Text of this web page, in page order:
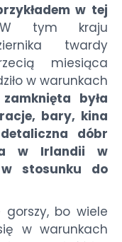
w tej
tym kraju
twardy
miesiąca
w warunkach
zamknięta była
bary, kina
dóbr
w Irlandii w
stosunku do
gorszy, bo wiele
w warunkach